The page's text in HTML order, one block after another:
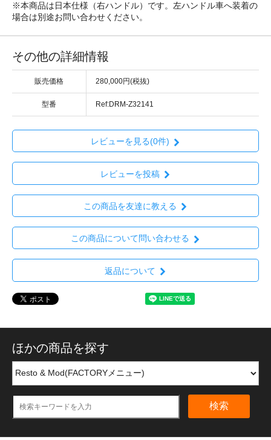
※本商品は日本仕様（右ハンドル）です。左ハンドル車へ装着の
場合は別途お問い合わせください。
その他の詳細情報
販売価格 280,000円(税抜)
型番 Ref:DRM-Z32141
レビューを見る(0件)
レビューを投稿
この商品を友達に教える
この商品について問い合わせる
返品について
ほかの商品を探す
検索